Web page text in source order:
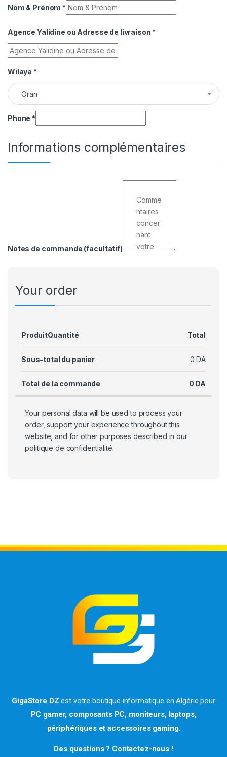
Nom & Prénom *
Agence Yalidine ou Adresse de livraison *
Wilaya *
Oran
Phone *
Informations complémentaires
Notes de commande (facultatif)
Your order
ProduitQuantité Total
Sous-total du panier 0 DA
Total de la commande 0 DA
Your personal data will be used to process your
order, support your experience throughout this
website, and for other purposes described in our
politique de confidentialité.
GigaStore DZ est votre boutique informatique en Algérie pour
PC gamer, composants PC, moniteurs, laptops,
périphériques et accessoires gaming.
Des questions ? Contactez-nous !